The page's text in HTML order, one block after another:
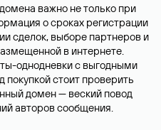
важно не только при
о сроках регистрации
сделок, выборе партнеров и
в интернете.
однодневки с выгодными
стоит проверить
домен — веский повод
авторов сообщения.